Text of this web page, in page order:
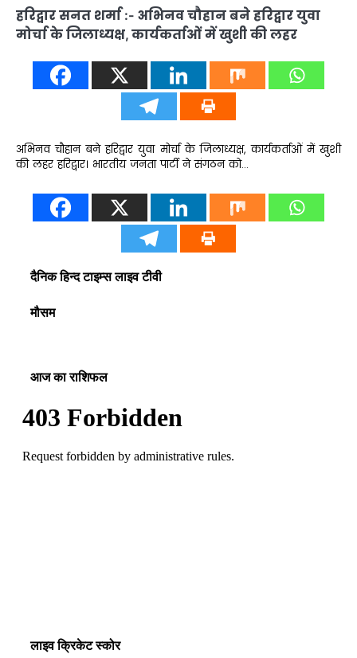
हरिद्वार सनत शर्मा :- अभिनव चौहान बने हरिद्वार युवा
मोर्चा के जिलाध्यक्ष, कार्यकर्ताओं में खुशी की लहर
अभिनव चौहान बने हरिद्वार युवा मोर्चा के जिलाध्यक्ष, कार्यकर्ताओं में खुशी
की लहर हरिद्वार। भारतीय जनता पार्टी ने संगठन को…
दैनिक हिन्द टाइम्स लाइव टीवी
मौसम
आज का राशिफल
लाइव क्रिकेट स्कोर